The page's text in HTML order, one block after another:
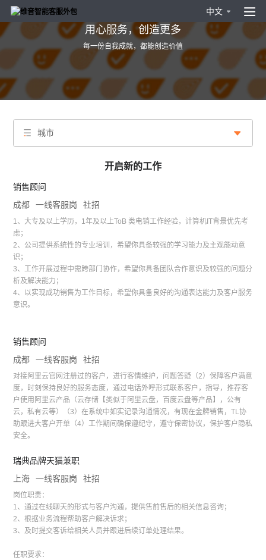
中文
用心服务，创造更多
每一份自我成就，都能创造价值
城市
开启新的工作
销售顾问
成都
一线客服岗 社招
1、大专及以上学历，1年及以上ToB 类电销工作经验，计算机IT背景优先考
虑；
2、公司提供系统性的专业培训，希望你具备较强的学习能力及主观能动意
识；
3、工作开展过程中需跨部门协作，希望你具备团队合作意识及较强的问题分
析及解决能力；
4、以实现成功销售为工作目标，希望你具备良好的沟通表达能力及客户服务
意识。
销售顾问
成都
一线客服岗 社招
对接阿里云官网注册过的客户，进行客情维护，问题答疑（2）保障客户满意
度，时刻保持良好的服务态度，通过电话外呼形式联系客户，指导，推荐客
户使用阿里云产品（云存储【类似于阿里云盘，百度云盘等产品】，公有
云，私有云等）（3）在系统中如实记录沟通情况，有现在金牌销售，TL协
助跟进大客户开单（4）工作期间确保遵纪守，遵守保密协议，保护客户隐私
安全。
瑞典品牌天猫兼职
上海
一线客服岗 社招
岗位职责：
1、通过在线聊天的形式与客户沟通，提供售前售后的相关信息咨询；
2、根据业务流程帮助客户解决诉求；
3、及时提交客诉给相关人员并跟进后续订单处理结果。
任职要求：